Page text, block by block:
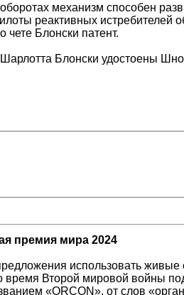
механизм способен
реактивных
Блонски патент.
Блонски удостоены
премия мира 2024
использовать
время Второй мировой войны
«ORCON», от слов